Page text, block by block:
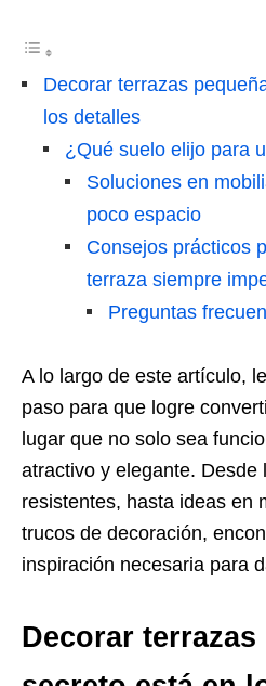
Decorar terrazas
los detalles
¿Qué suelo elijo para
Soluciones en
poco espacio
Consejos prácticos
terraza siempre
Preguntas
A lo largo de este artículo,
paso para que logre
lugar que no solo sea
atractivo y elegante. Desde
resistentes, hasta ideas en
trucos de decoración,
inspiración necesaria para
Decorar terrazas